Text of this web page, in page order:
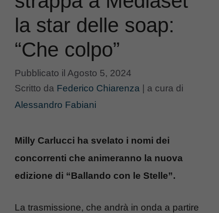
la star delle soap:
“Che colpo”
Pubblicato il Agosto 5, 2024
Scritto da Federico Chiarenza
a cura di
Alessandro Fabiani
Milly Carlucci ha svelato i nomi dei
concorrenti che animeranno la nuova
edizione di “Ballando con le Stelle”.
La trasmissione, che andrà in onda a partire